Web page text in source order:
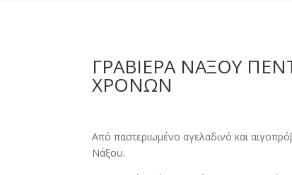
ΓΡΑΒΙΕΡΑ ΝΑΞΟΥ
ΧΡΟΝΩΝ
Από παστεριωμένο αγελαδινό και
Νάξου.